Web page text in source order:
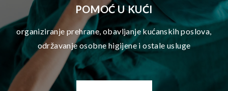
POMOĆ U KUĆI
organiziranje prehrane, obavljanje kućanskih poslova,
održavanje osobne higijene i ostale usluge